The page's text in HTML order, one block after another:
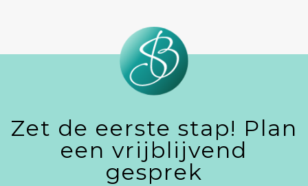
Zet de eerste stap! Plan
een vrijblijvend
gesprek